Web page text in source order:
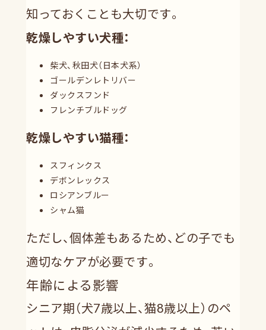
知っておくことも大切です。
乾燥しやすい犬種：
柴犬、秋田犬（日本犬系）
ゴールデンレトリバー
ダックスフンド
フレンチブルドッグ
乾燥しやすい猫種：
スフィンクス
デボンレックス
ロシアンブルー
シャム猫
ただし、個体差もあるため、どの子でも
適切なケアが必要です。
年齢による影響
シニア期（犬7歳以上、猫8歳以上）のペ